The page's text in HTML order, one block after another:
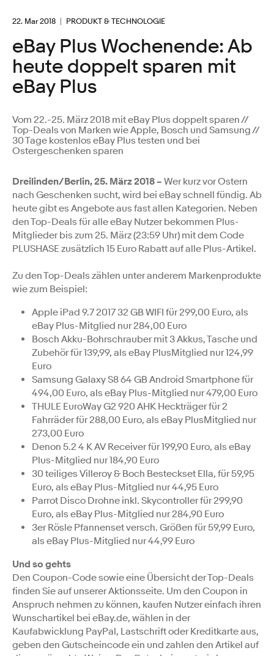
22. Mar 2018 PRODUKT & TECHNOLOGIE
eBay Plus Wochenende: Ab
heute doppelt sparen mit
eBay Plus
Vom 22.-25. März 2018 mit eBay Plus doppelt sparen //
Top-Deals von Marken wie Apple, Bosch und Samsung //
30 Tage kostenlos eBay Plus testen und bei
Ostergeschenken sparen
Dreilinden/Berlin, 25. März 2018 – Wer kurz vor Ostern
nach Geschenken sucht, wird bei eBay schnell fündig. Ab
heute gibt es Angebote aus fast allen Kategorien. Neben
den Top-Deals für alle eBay Nutzer bekommen Plus-
Mitglieder bis zum 25. März (23:59 Uhr) mit dem Code
PLUSHASE zusätzlich 15 Euro Rabatt auf alle Plus-Artikel.
Zu den Top-Deals zählen unter anderem Markenprodukte
wie zum Beispiel:
Apple iPad 9.7 2017 32 GB WIFI für 299,00 Euro, als
eBay Plus-Mitglied nur 284,00 Euro
Bosch Akku-Bohrschrauber mit 3 Akkus, Tasche und
Zubehör für 139,99, als eBay PlusMitglied nur 124,99
Euro
Samsung Galaxy S8 64 GB Android Smartphone für
494,00 Euro, als eBay Plus-Mitglied nur 479,00 Euro
THULE EuroWay G2 920 AHK Heckträger für 2
Fahrräder für 288,00 Euro, als eBay PlusMitglied nur
273,00 Euro
Denon 5.2 4 K AV Receiver für 199,90 Euro, als eBay
Plus-Mitglied nur 184,90 Euro
30 teiliges Villeroy & Boch Besteckset Ella, für 59,95
Euro, als eBay Plus-Mitglied nur 44,95 Euro
Parrot Disco Drohne inkl. Skycontroller für 299,90
Euro, als eBay Plus-Mitglied nur 284,90 Euro
3er Rösle Pfannenset versch. Größen für 59,99 Euro,
als eBay Plus-Mitglied nur 44,99 Euro
Und so gehts
Den Coupon-Code sowie eine Übersicht der Top-Deals
finden Sie auf unserer Aktionsseite. Um den Coupon in
Anspruch nehmen zu können, kaufen Nutzer einfach ihren
Wunschartikel bei eBay.de, wählen in der
Kaufabwicklung PayPal, Lastschrift oder Kreditkarte aus,
geben den Gutscheincode ein und zahlen den Artikel auf